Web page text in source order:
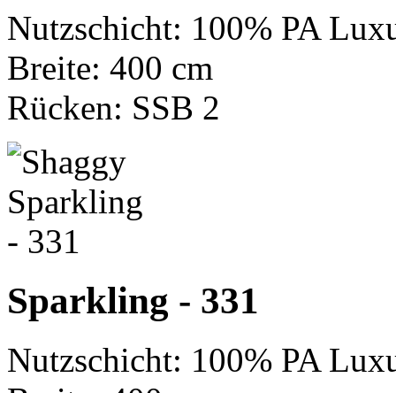
Nutzschicht: 100% PA
Breite: 400 cm
Rücken: SSB 2
Sparkling - 331
Nutzschicht: 100% PA